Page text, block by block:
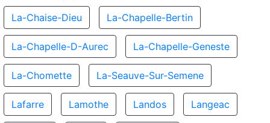
La-Chaise-Dieu La-Chapelle-Bertin
La-Chapelle-D-Aurec La-Chapelle-Geneste
La-Chomette La-Seauve-Sur-Semene
Lafarre Lamothe Landos Langeac